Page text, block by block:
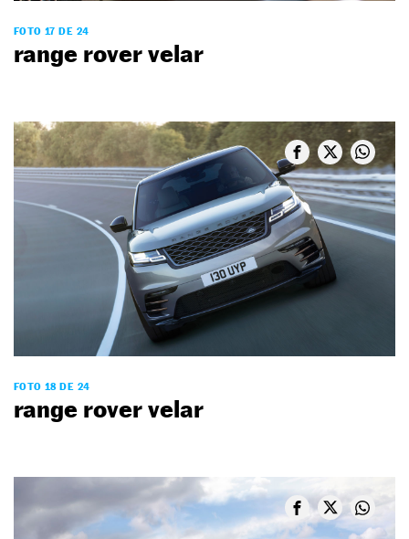
FOTO 17 DE 24
range rover velar
FOTO 18 DE 24
range rover velar